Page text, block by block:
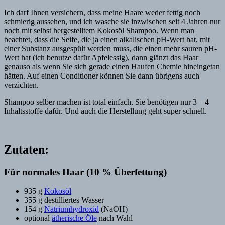
Ich darf Ihnen versichern, dass meine Haare weder fettig noch
schmierig aussehen, und ich wasche sie inzwischen seit 4 Jahren nur
noch mit selbst hergestelltem Kokosöl Shampoo. Wenn man
beachtet, dass die Seife, die ja einen alkalischen pH-Wert hat, mit
einer Substanz ausgespült werden muss, die einen mehr sauren pH-
Wert hat (ich benutze dafür Apfelessig), dann glänzt das Haar
genauso als wenn Sie sich gerade einen Haufen Chemie hineingetan
hätten. Auf einen Conditioner können Sie dann übrigens auch
verzichten.
Shampoo selber machen ist total einfach. Sie benötigen nur 3 – 4
Inhaltsstoffe dafür. Und auch die Herstellung geht super schnell.
Zutaten:
Für normales Haar (10 % Überfettung)
935 g Kokosöl
355 g destilliertes Wasser
154 g Natriumhydroxid (NaOH)
optional ätherische Öle nach Wahl